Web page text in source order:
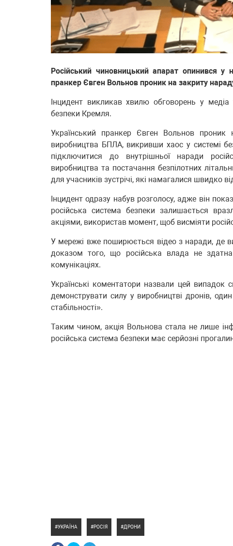
Російський чиновницький апарат опинився у
пранкер Євген Вольнов проник на закриту
Інцидент викликав хвилю обговорень у
безпеки Кремля.
Український пранкер Євген Вольнов проник
виробництва БПЛА, викривши хаос у системі
підключитися до внутрішньої наради
виробництва та постачання безпілотних
для учасників зустрічі, які намагалися швидко
Інцидент одразу набув розголосу, адже він
російська система безпеки залишається
акціями, використав момент, щоб висміяти
У мережі вже поширюється відео з наради, де
доказом того, що російська влада не
комунікаціях.
Українські коментатори назвали цей
демонструвати силу у виробництві дронів,
стабільності».
Таким чином, акція Вольнова стала не лише
російська система безпеки має серйозні
УКРАЇНА РОСІЯ ДРОНИ